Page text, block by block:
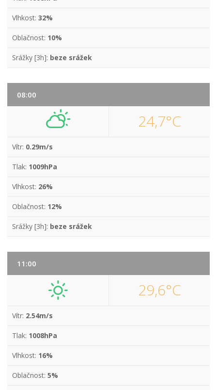
Vlhkost: 32%
Oblačnost: 10%
Srážky [3h]: beze srážek
08:00
24,7°C
Vítr: 0.29m/s
Tlak: 1009hPa
Vlhkost: 26%
Oblačnost: 12%
Srážky [3h]: beze srážek
11:00
29,6°C
Vítr: 2.54m/s
Tlak: 1008hPa
Vlhkost: 16%
Oblačnost: 5%